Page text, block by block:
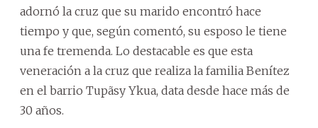
adornó la cruz que su marido encontró hace
tiempo y que, según comentó, su esposo le tiene
una fe tremenda. Lo destacable es que esta
veneración a la cruz que realiza la familia Benítez
en el barrio Tupãsy Ykua, data desde hace más de
30 años.